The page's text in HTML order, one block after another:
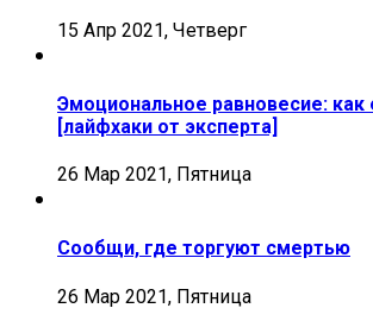
15 Апр 2021, Четверг
Эмоциональное равновесие: как
[лайфхаки от эксперта]
26 Мар 2021, Пятница
Сообщи, где торгуют смертью
26 Мар 2021, Пятница